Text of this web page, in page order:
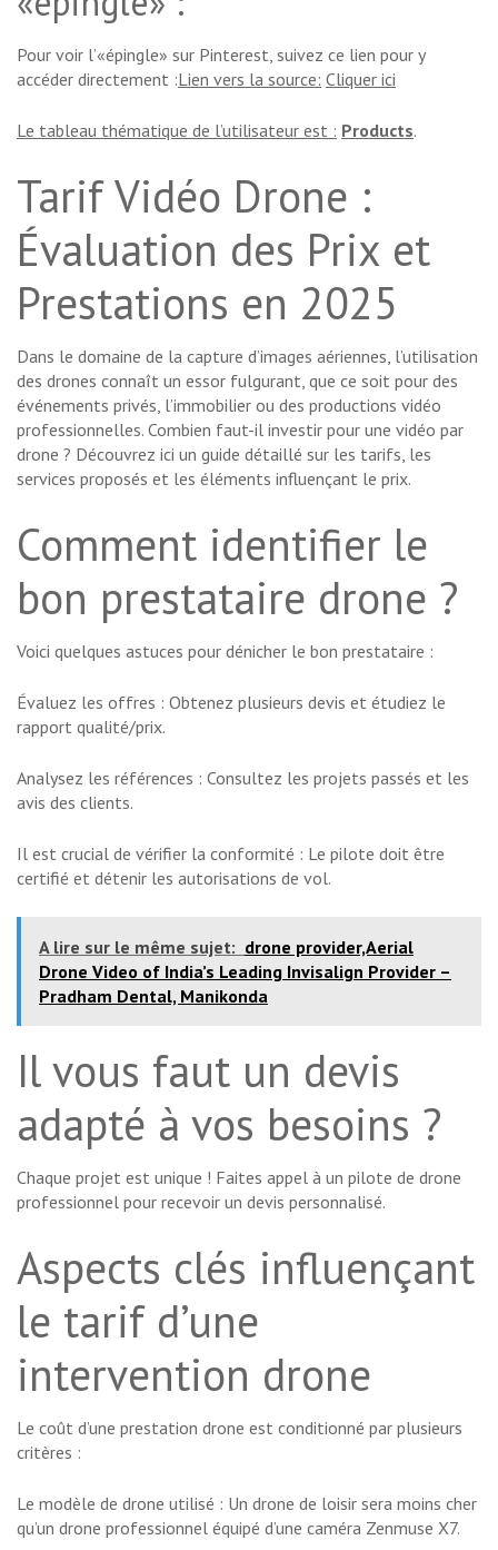
Pour voir l’«épingle» sur Pinterest, suivez ce lien pour y
accéder directement :Lien vers la source: Cliquer ici
Le tableau thématique de l’utilisateur est : Products.
Tarif Vidéo Drone :
Évaluation des Prix et
Prestations en 2025
Dans le domaine de la capture d’images aériennes, l’utilisation
des drones connaît un essor fulgurant, que ce soit pour des
événements privés, l’immobilier ou des productions vidéo
professionnelles. Combien faut-il investir pour une vidéo par
drone ? Découvrez ici un guide détaillé sur les tarifs, les
services proposés et les éléments influençant le prix.
Comment identifier le
bon prestataire drone ?
Voici quelques astuces pour dénicher le bon prestataire :
Évaluez les offres : Obtenez plusieurs devis et étudiez le
rapport qualité/prix.
Analysez les références : Consultez les projets passés et les
avis des clients.
Il est crucial de vérifier la conformité : Le pilote doit être
certifié et détenir les autorisations de vol.
A lire sur le même sujet: drone provider,Aerial
Drone Video of India’s Leading Invisalign Provider –
Pradham Dental, Manikonda
Il vous faut un devis
adapté à vos besoins ?
Chaque projet est unique ! Faites appel à un pilote de drone
professionnel pour recevoir un devis personnalisé.
Aspects clés influençant
le tarif d’une
intervention drone
Le coût d’une prestation drone est conditionné par plusieurs
critères :
Le modèle de drone utilisé : Un drone de loisir sera moins cher
qu’un drone professionnel équipé d’une caméra Zenmuse X7.